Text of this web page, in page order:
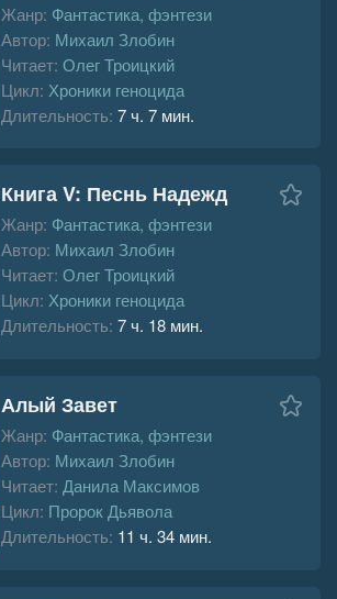
Жанр: Фантастика, фэнтези
Автор: Михаил Злобин
Читает: Олег Троицкий
Цикл: Хроники геноцида
Длительность: 7 ч. 7 мин.
Книга V: Песнь Надежд
Жанр: Фантастика, фэнтези
Автор: Михаил Злобин
Читает: Олег Троицкий
Цикл: Хроники геноцида
Длительность: 7 ч. 18 мин.
Алый Завет
Жанр: Фантастика, фэнтези
Автор: Михаил Злобин
Читает: Данила Максимов
Цикл: Пророк Дьявола
Длительность: 11 ч. 34 мин.